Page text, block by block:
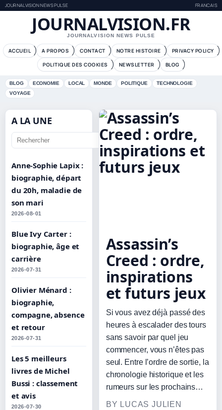
JOURNALVISION NEWS PULSE FRANCAIS
JOURNALVISION.FR
JOURNALVISION NEWS PULSE
ACCUEIL A PROPOS CONTACT NOTRE HISTOIRE
PRIVACY POLICY
POLITIQUE DES COOKIES
NEWSLETTER BLOG
BLOG ECONOMIE LOCAL MONDE POLITIQUE
TECHNOLOGIE
VOYAGE
Assassin’s
Creed : ordre,
inspirations
et futurs jeux
Si vous avez déjà passé des
heures à escalader des tours
sans savoir par quel jeu
commencer, vous n’êtes pas
seul. Entre l’ordre de sortie, la
chronologie historique et les
rumeurs sur les prochains…
BY LUCAS JULIEN
A LA UNE
Aller
Anne-Sophie Lapix :
biographie, départ
du 20h, maladie de
son mari
2026-08-01
Blue Ivy Carter :
biographie, âge et
carrière
2026-07-31
Olivier Ménard :
biographie,
compagne, absence
et retour
2026-07-31
Les 5 meilleurs
livres de Michel
Bussi : classement
et avis
2026-07-30